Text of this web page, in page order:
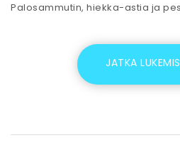
Palosammutin, hiekka-astia ja